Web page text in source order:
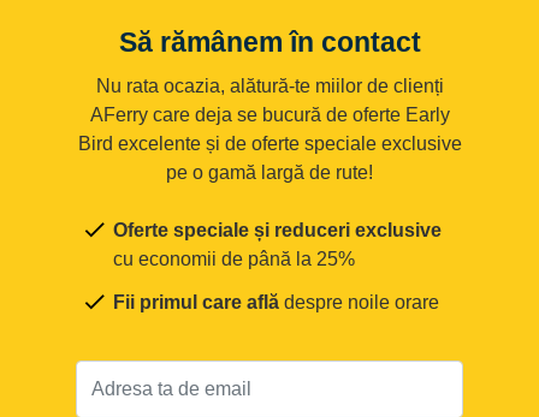
Să rămânem în contact
Nu rata ocazia, alătură-te miilor de clienți
AFerry care deja se bucură de oferte Early
Bird excelente și de oferte speciale exclusive
pe o gamă largă de rute!
Oferte speciale și reduceri exclusive
cu economii de până la 25%
Fii primul care află despre noile orare